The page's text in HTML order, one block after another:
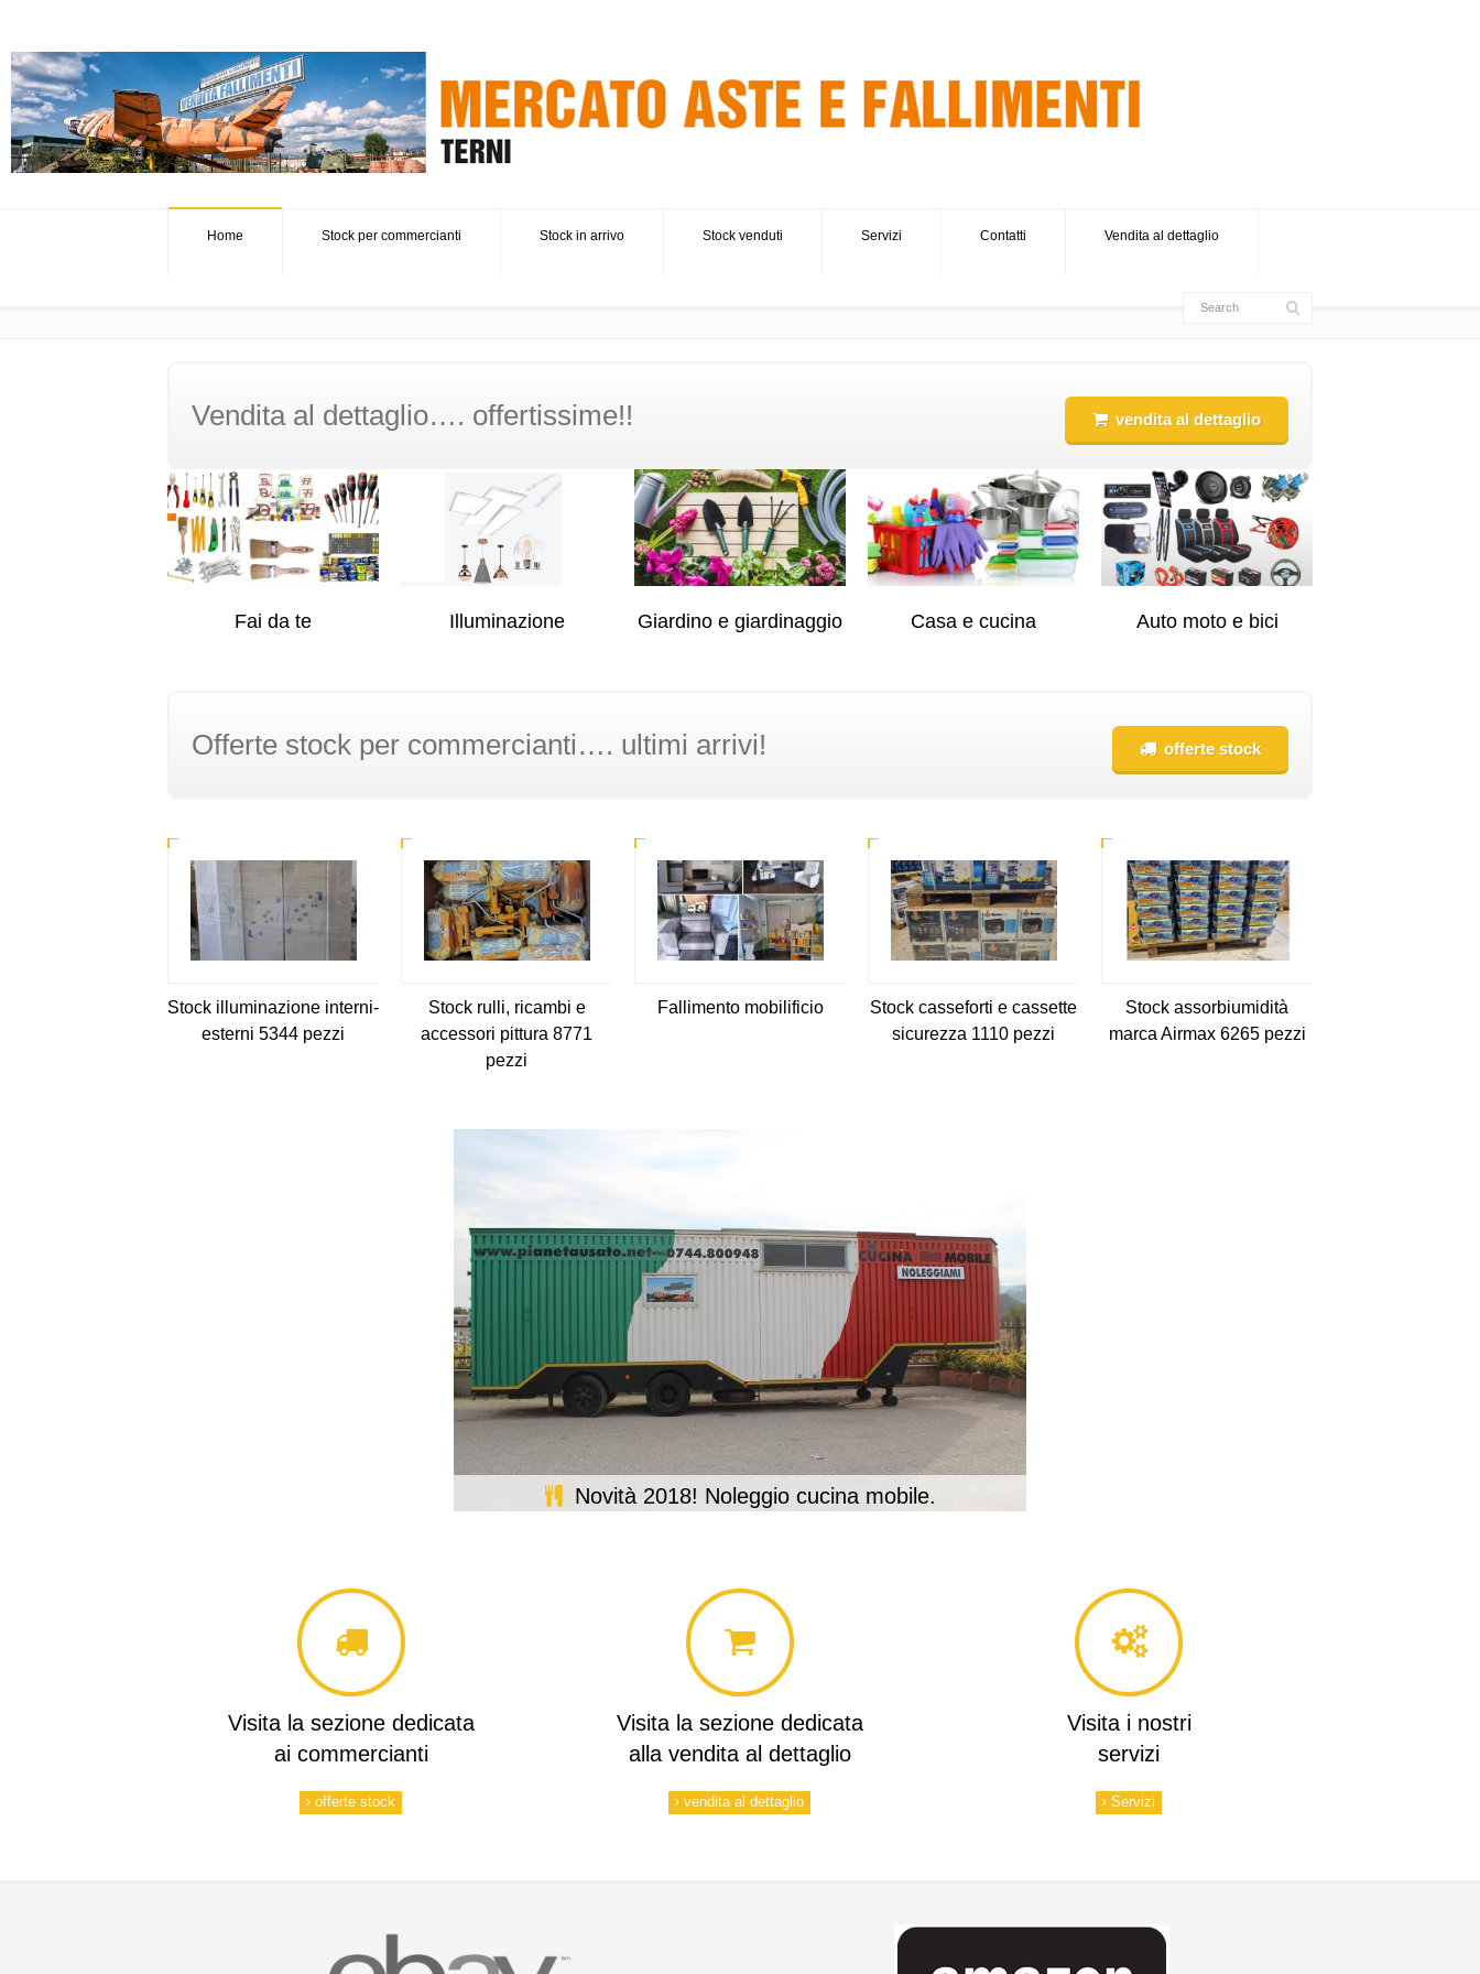
Home Stock per commercianti Stock in arrivo Stock venduti Servizi Contatti Vendita al dettaglio
vendita al dettaglio
Vendita al dettaglio…. offertissime!!
Fai da te Illuminazione Giardino e giardinaggio Casa e cucina Auto moto e bici
offerte stock
Offerte stock per commercianti…. ultimi arrivi!
Stock illuminazione interni-
esterni 5344 pezzi
Stock rulli, ricambi e
accessori pittura 8771
pezzi
Fallimento mobilificio
Stock casseforti e cassette
sicurezza 1110 pezzi
Stock assorbiumidità
marca Airmax 6265 pezzi
Novità 2018! Noleggio cucina mobile.
Visita la sezione dedicata
ai commercianti
offerte stock
Visita la sezione dedicata
alla vendita al dettaglio
vendita al dettaglio
Visita i nostri
servizi
Servizi